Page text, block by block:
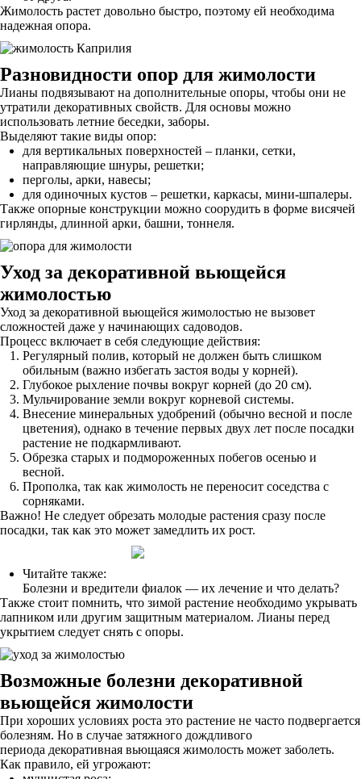
Жимолость растет довольно быстро, поэтому ей необходима
надежная опора.
Разновидности опор для жимолости
Лианы подвязывают на дополнительные опоры, чтобы они не
утратили декоративных свойств. Для основы можно
использовать летние беседки, заборы.
Выделяют такие виды опор:
для вертикальных поверхностей – планки, сетки,
направляющие шнуры, решетки;
перголы, арки, навесы;
для одиночных кустов – решетки, каркасы, мини-шпалеры.
Также опорные конструкции можно соорудить в форме висячей
гирлянды, длинной арки, башни, тоннеля.
Уход за декоративной вьющейся
жимолостью
Уход за декоративной вьющейся жимолостью не вызовет
сложностей даже у начинающих садоводов.
Процесс включает в себя следующие действия:
Регулярный полив, который не должен быть слишком
обильным (важно избегать застоя воды у корней).
Глубокое рыхление почвы вокруг корней (до 20 см).
Мульчирование земли вокруг корневой системы.
Внесение минеральных удобрений (обычно весной и после
цветения), однако в течение первых двух лет после посадки
растение не подкармливают.
Обрезка старых и подмороженных побегов осенью и
весной.
Прополка, так как жимолость не переносит соседства с
сорняками.
Важно! Не следует обрезать молодые растения сразу после
посадки, так как это может замедлить их рост.
Читайте также:
Болезни и вредители фиалок — их лечение и что делать?
Также стоит помнить, что зимой растение необходимо укрывать
лапником или другим защитным материалом. Лианы перед
укрытием следует снять с опоры.
Возможные болезни декоративной
вьющейся жимолости
При хороших условиях роста это растение не часто подвергается
болезням. Но в случае затяжного дождливого
периода декоративная вьющаяся жимолость может заболеть.
Как правило, ей угрожают: